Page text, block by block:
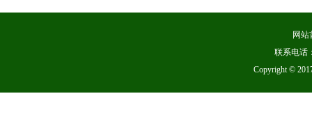
网站
联系电话
Copyright ©